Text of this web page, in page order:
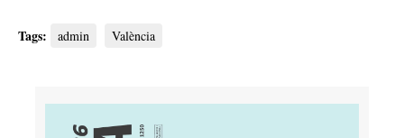
Tags: admin València